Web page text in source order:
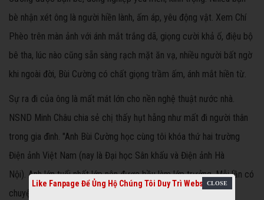
bè nhận xét ông là người hiền lành, ấm áp, yêu động vật. Xem Chí
Phèo trên màn ảnh với ánh mắt trắng dã, giọng cười khả ố, điệu bộ
bê tha, lúc nào cũng sẵn sàng rạch mặt ăn vạ, nhiều người bất ngờ
khi ngoài đời, Bùi Cường có chất giọng trầm ấm, ánh mắt hiền từ.
Sự ra đi của ông là mất mát lớn cho nền nghệ thuật nước nhà.
NSND Minh Châu chia sẻ chị thấy hụt hẫng như mất đi người thân
trong gia đình. "Anh Bùi Cường học cùng tôi khóa thứ hai trường
Điện ảnh Việt Nam (nay là Đại học Sân khấu và Điện ảnh Hà
Nội). Anh lớn tuổi nhất lớp nên được bầu làm lớp trưởng. Mỗi lần có
chuyện vui, buồn, chúng tôi đều kể lể với anh. Cả hai còn đóng
Like Fanpage Để Ủng Hộ Chúng Tôi Duy Trì Website